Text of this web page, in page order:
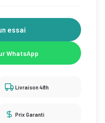
essai
WhatsApp
Livraison 48h
Prix Garanti